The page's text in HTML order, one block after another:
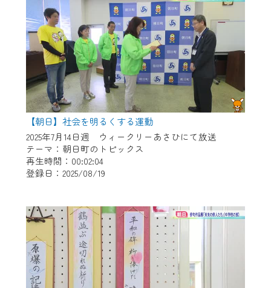
【朝日】社会を明るくする運動
2025年7月14日週 ウィークリーあさひにて放送
テーマ：朝日町のトピックス
再生時間：00:02:04
登録日：2025/08/19
（GmailやYahooなどのフリーメールアドレ
スでも作成可能です）
※マイページへのログイン・MyIDの新規登
録はこちらから
※CCNetアプリをご利用中の方は引き続き
ご視聴いただけます。
＜メンテナンス情報＞
CCNetWebTVのリニューアルにともないメ
ンテナンス作業を予定しています。
作業の間は、CCNetWebTVの画面が「メン
テナンス中」になり、ご利用いただけませ
ん。
ご不便をおかけいたしますが、ご了承の程
よろしくお願いいたします。